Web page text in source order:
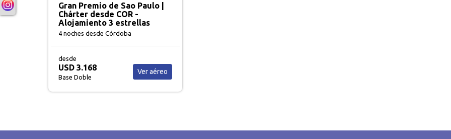
Gran Premio de Sao Paulo |
Chárter desde COR -
Alojamiento 3 estrellas
4 noches desde Córdoba
desde
USD 3.168
Base Doble
Ver aéreo